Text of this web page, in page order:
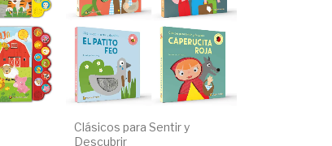
Clásicos para Sentir y
Descubrir